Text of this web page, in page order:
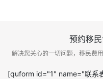
预约移
解决您关心的一切问题，移民费
[quform id="1" name="联系